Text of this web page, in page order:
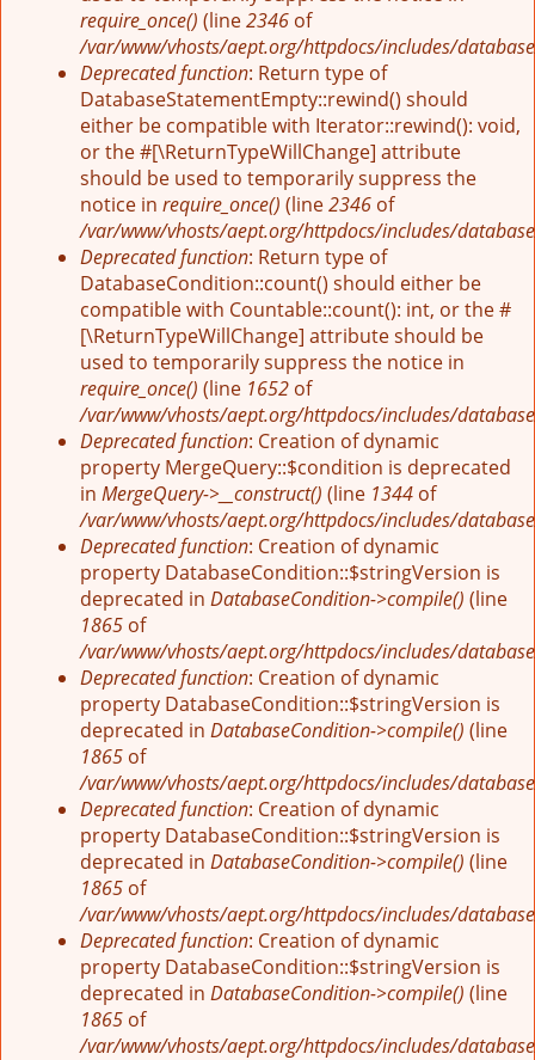
require_once() (line2346 of
/var/www/vhosts/aept.org/httpdocs/includes/
Deprecated function: Return type of
DatabaseStatementEmpty::rewind() should
either be compatible with Iterator::rewind(): void,
or the #[\ReturnTypeWillChange] attribute
should be used to temporarily suppress the
notice in require_once() (line2346 of
/var/www/vhosts/aept.org/httpdocs/includes/
Deprecated function: Return type of
DatabaseCondition::count() should either be
compatible with Countable::count(): int, or the #
[\ReturnTypeWillChange] attribute should be
used to temporarily suppress the notice in
require_once() (line 1652 of
/var/www/vhosts/aept.org/httpdocs/includes/
Deprecated function: Creation of dynamic
property MergeQuery::$condition is deprecated
in MergeQuery->__construct() (line 1344 of
/var/www/vhosts/aept.org/httpdocs/includes/
Deprecated function: Creation of dynamic
property DatabaseCondition::$stringVersion is
deprecated in DatabaseCondition->compile() (line
1865 of
/var/www/vhosts/aept.org/httpdocs/includes/
Deprecated function: Creation of dynamic
property DatabaseCondition::$stringVersion is
deprecated in DatabaseCondition->compile() (line
1865 of
/var/www/vhosts/aept.org/httpdocs/includes/
Deprecated function: Creation of dynamic
property DatabaseCondition::$stringVersion is
deprecated in DatabaseCondition->compile() (line
1865 of
/var/www/vhosts/aept.org/httpdocs/includes/
Deprecated function: Creation of dynamic
property DatabaseCondition::$stringVersion is
deprecated in DatabaseCondition->compile() (line
1865 of
/var/www/vhosts/aept.org/httpdocs/includes/